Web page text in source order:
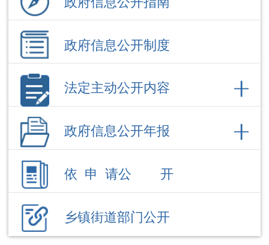
政府信息公开制度
法定主动公开内容
政府信息公开年报
依 申 请公 开
教育局信息公开
办公地
址
新疆阿图什市松他克路18号
院二楼